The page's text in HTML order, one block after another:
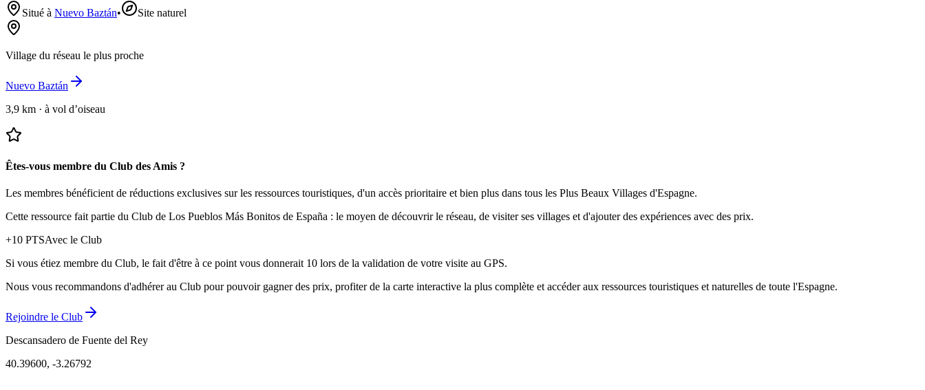
Situé à Nuevo Baztán• Site naturel
Village du réseau le plus proche
Nuevo Baztán
3,9 km · à vol d’oiseau
Êtes-vous membre du Club des Amis ?
Les membres bénéficient de réductions exclusives sur les ressources touristiques, d'un accès prioritaire et bien plus dans tous les Plus Beaux Villages d'Espagne.
Cette ressource fait partie du Club de Los Pueblos Más Bonitos de España : le moyen de découvrir le réseau, de visiter ses villages et d'ajouter des expériences avec des prix.
+10 PTSAvec le Club
Si vous étiez membre du Club, le fait d'être à ce point vous donnerait 10 lors de la validation de votre visite au GPS.
Nous vous recommandons d'adhérer au Club pour pouvoir gagner des prix, profiter de la carte interactive la plus complète et accéder aux ressources touristiques et naturelles de toute l'Espagne.
Rejoindre le Club
Descansadero de Fuente del Rey
40.39600, -3.26792